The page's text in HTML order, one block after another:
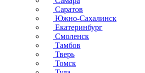
Саратов
Южно-Сахалинск
Екатеринбург
Смоленск
Тамбов
Тверь
Томск